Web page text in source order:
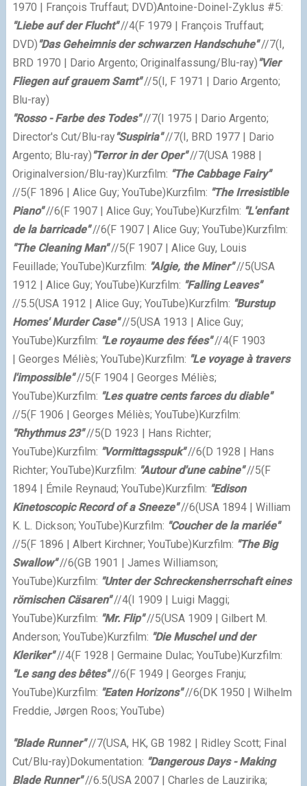
1970 | François Truffaut; DVD)Antoine-Doinel-Zyklus #5:
"Liebe auf der Flucht"//4(F 1979 | François Truffaut;
DVD)"Das Geheimnis der schwarzen Handschuhe"//7(I,
BRD 1970 | Dario Argento; Originalfassung/Blu-ray)"Vier
Fliegen auf grauem Samt"//5(I, F 1971 | Dario Argento;
Blu-ray)
"Rosso - Farbe des Todes"//7(I 1975 | Dario Argento;
Director's Cut/Blu-ray"Suspiria"//7(I, BRD 1977 | Dario
Argento; Blu-ray)"Terror in der Oper"//7(USA 1988 |
Originalversion/Blu-ray)Kurzfilm: "The Cabbage Fairy"
//5(F 1896 | Alice Guy; YouTube)Kurzfilm: "The Irresistible
Piano"//6(F 1907 | Alice Guy; YouTube)Kurzfilm: "L'enfant
de la barricade"//6(F 1907 | Alice Guy; YouTube)Kurzfilm:
"The Cleaning Man"//5(F 1907 | Alice Guy, Louis
Feuillade; YouTube)Kurzfilm: "Algie, the Miner"//5(USA
1912 | Alice Guy; YouTube)Kurzfilm: "Falling Leaves"
//5.5(USA 1912 | Alice Guy; YouTube)Kurzfilm: "Burstup
Homes' Murder Case"//5(USA 1913 | Alice Guy;
YouTube)Kurzfilm: "Le royaume des fées"//4(F 1903
| Georges Méliès; YouTube)Kurzfilm: "Le voyage à travers
l'impossible"//5(F 1904 | Georges Méliès;
YouTube)Kurzfilm: "Les quatre cents farces du diable"
//5(F 1906 | Georges Méliès; YouTube)Kurzfilm:
"Rhythmus 23"//5(D 1923 | Hans Richter;
YouTube)Kurzfilm: "Vormittagsspuk"//6(D 1928 | Hans
Richter; YouTube)Kurzfilm: "Autour d'une cabine"//5(F
1894 | Émile Reynaud; YouTube)Kurzfilm: "Edison
Kinetoscopic Record of a Sneeze"//6(USA 1894 | William
K. L. Dickson; YouTube)Kurzfilm: "Coucher de la mariée"
//5(F 1896 | Albert Kirchner; YouTube)Kurzfilm: "The Big
Swallow"//6(GB 1901 | James Williamson;
YouTube)Kurzfilm: "Unter der Schreckensherrschaft eines
römischen Cäsaren"//4(I 1909 | Luigi Maggi;
YouTube)Kurzfilm: "Mr. Flip"//5(USA 1909 | Gilbert M.
Anderson; YouTube)Kurzfilm: "Die Muschel und der
Kleriker"//4(F 1928 | Germaine Dulac; YouTube)Kurzfilm:
"Le sang des bêtes"//6(F 1949 | Georges Franju;
YouTube)Kurzfilm: "Eaten Horizons"//6(DK 1950 | Wilhelm
Freddie, Jørgen Roos; YouTube)
"Blade Runner"//7(USA, HK, GB 1982 | Ridley Scott; Final
Cut/Blu-ray)Dokumentation: "Dangerous Days - Making
Blade Runner"//6.5(USA 2007 | Charles de Lauzirika;